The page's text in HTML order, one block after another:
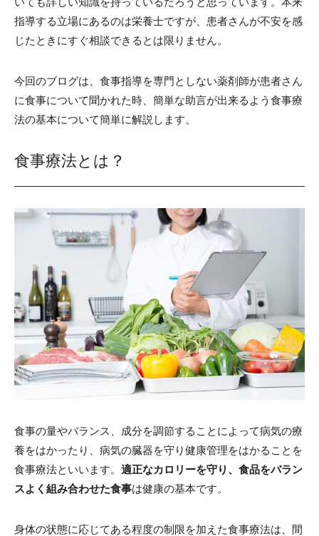
指導する立場にあるのは栄養士ですが、患者さんが不安を感
じたときにすぐ相談できるとは限りません。
今回のブログは、食事指導を専門としない薬剤師が患者さん
に食事について聞かれた時、簡単な助言が出来るよう食事療
法の基本について簡単に解説します。
食事療法とは？
食事の量やバランス、成分を調節することによって病気の療
養をはかったり、病気の臓器を守り健康管理をはかることを
食事療法といいます。 適正なカロリーを守り、食品をバラン
スよく組み合わせた食事は健康の基本です。
身体の状態に応じてある程度の制限を加えた食事療法は、間